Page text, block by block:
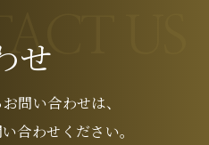
せ US
問い合わせは、
合わせください。